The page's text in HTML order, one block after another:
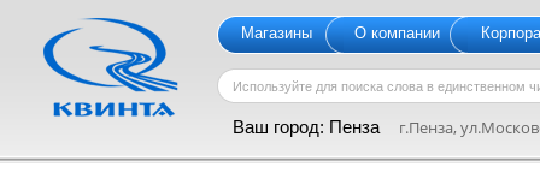
Магазины О компании
Ваш город: Пенза г.Пенза,